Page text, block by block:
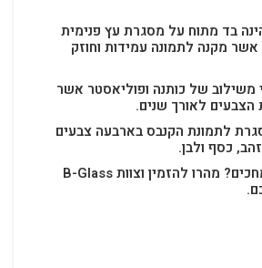
בד מתוח על מסגרת עץ פנימית
3.5 ס"מ. אשר מקנה לתמונה עמידות וחוזק
משילוב של כותנה ופוליאסטר אשר
הצבעים לאורך שנים.
לתמונת הקנבס בארבעה צבעים
כסף ולבן.
אז למה אתם מחכים? מהרו להזמין וצוות B-Glass